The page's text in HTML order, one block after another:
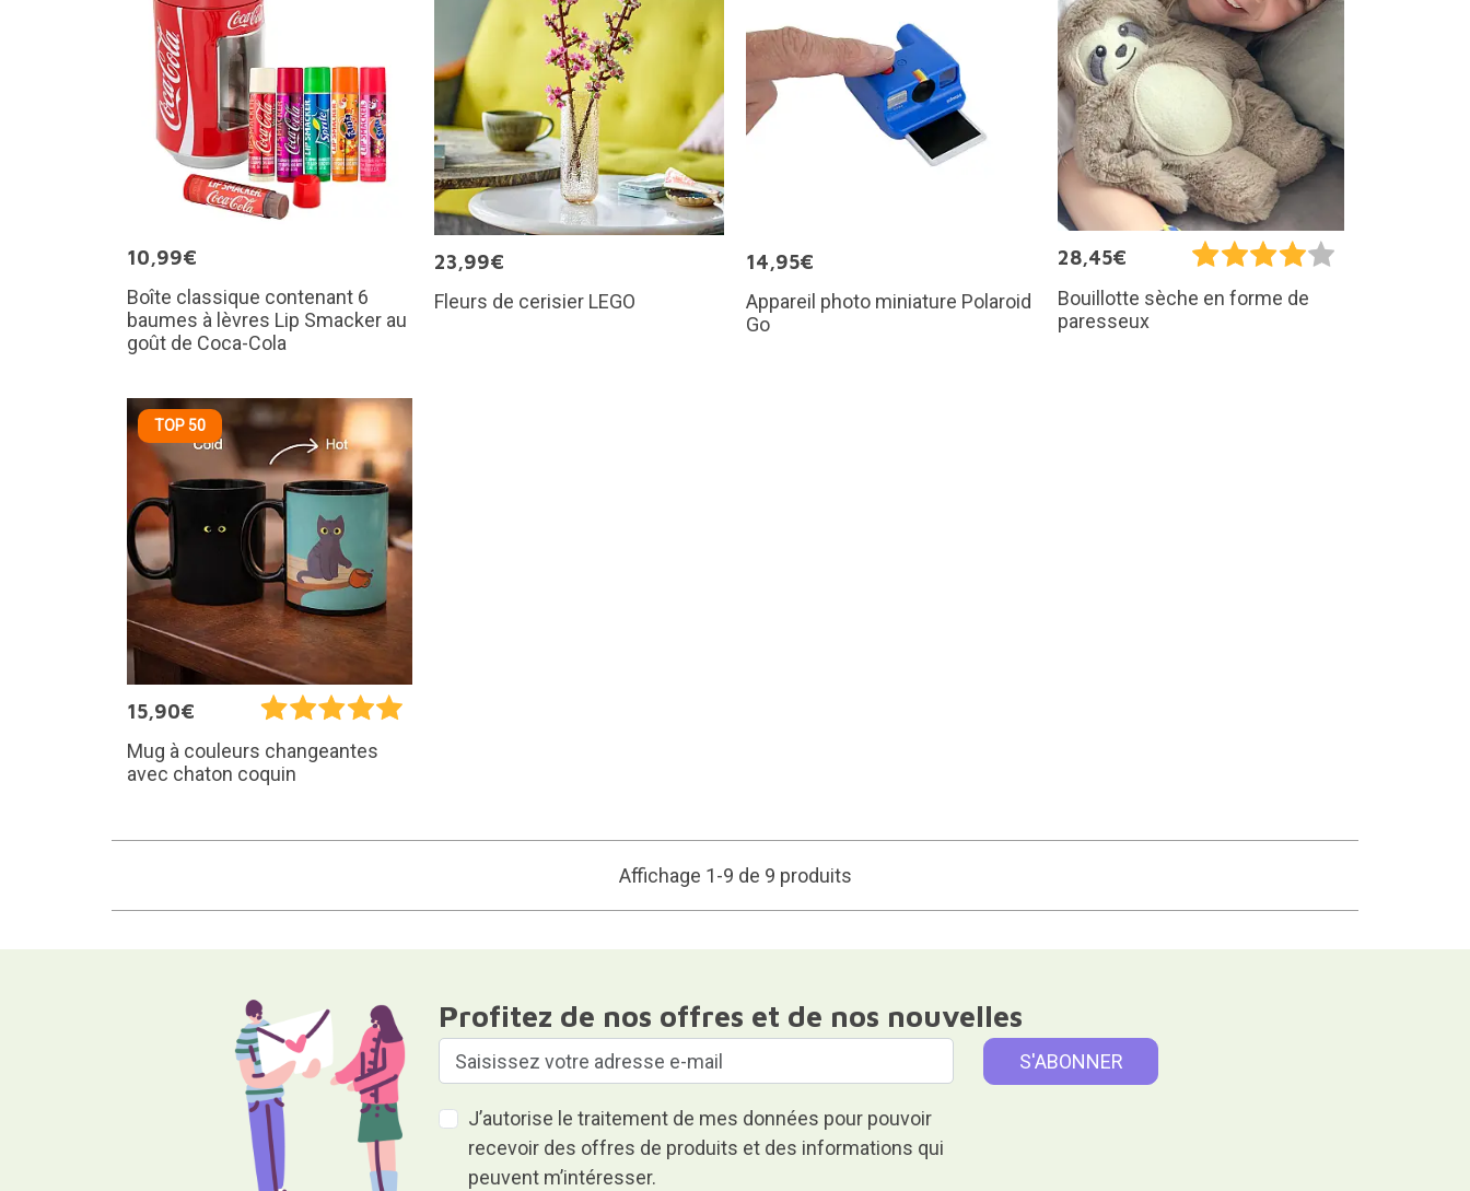
10,99€
Boîte classique contenant 6
baumes à lèvres Lip Smacker au
goût de Coca-Cola
23,99€
Fleurs de cerisier LEGO
14,95€
Appareil photo miniature Polaroid
Go
28,45€
Bouillotte sèche en forme de
paresseux
TOP 50
15,90€
Mug à couleurs changeantes
avec chaton coquin
Affichage 1-9 de 9 produits
Profitez de nos offres et de nos nouvelles
J’autorise le traitement de mes données pour pouvoir
recevoir des offres de produits et des informations qui
peuvent m’intéresser.